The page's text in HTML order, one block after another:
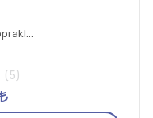
5 Metre Dörtlü Topraklı Anahtar Priz
(5)